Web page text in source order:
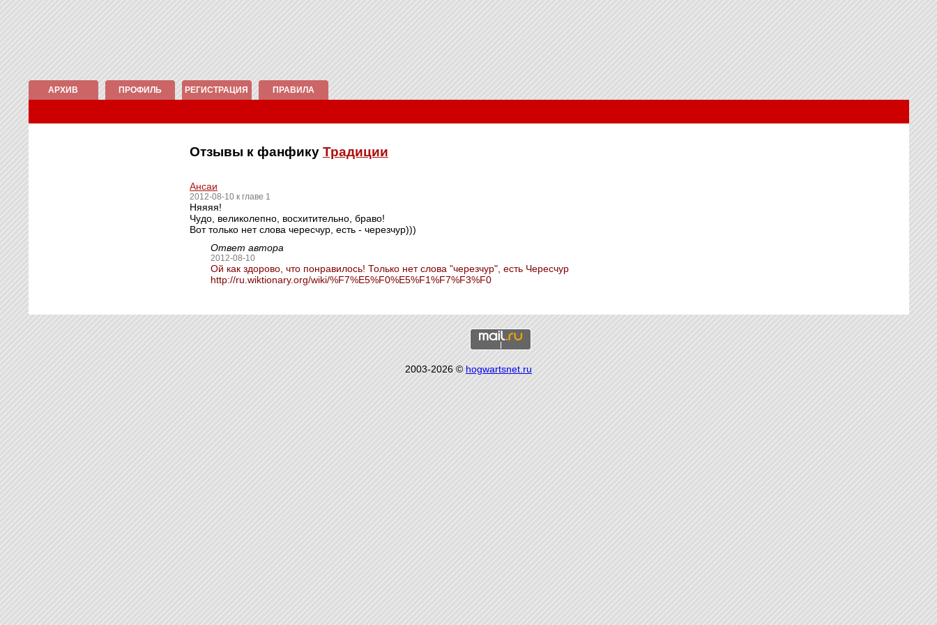
АРХИВ ПРОФИЛЬ РЕГИСТРАЦИЯ ПРАВИЛА
Отзывы к фанфику Традиции
Ансаи
2012-08-10 к главе 1
Няяяя!
Чудо, великолепно, восхитительно, браво!
Вот только нет слова чересчур, есть - черезчур)))
Ответ автора
2012-08-10
Ой как здорово, что понравилось! Только нет слова "черезчур", есть Чересчур
http://ru.wiktionary.org/wiki/%F7%E5%F0%E5%F1%F7%F3%F0
2003-2026 ©hogwartsnet.ru